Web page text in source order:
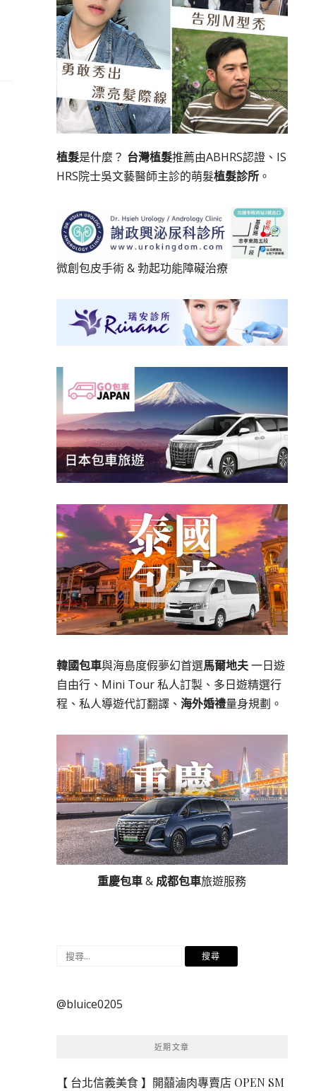
植髮是什麼？ 台灣植髮推薦由ABHRS認證、IS
HRS院士吳文藝醫師主診的萌髮植髮診所。
微創包皮手術&勃起功能障礙治療
韓國包車與海島度假夢幻首選馬爾地夫一日遊
自由行、Mini Tour 私人訂製、多日遊精選行
程、私人導遊代訂翻譯、 海外婚禮量身規劃。
重慶包車& 成都包車旅遊服務
搜
鍵
@bluice0205
近期文章
【 台北信義美食 】開囍滷肉專賣店 OPEN SM